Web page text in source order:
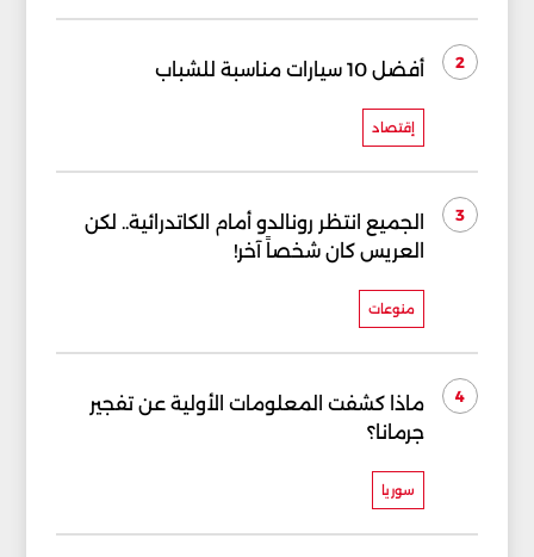
2 أفضل 10 سيارات مناسبة للشباب
إقتصاد
3
الجميع انتظر رونالدو أمام الكاتدرائية.. لكن
العريس كان شخصاً آخر!
منوعات
4
ماذا كشفت المعلومات الأولية عن تفجير
جرمانا؟
سوريا